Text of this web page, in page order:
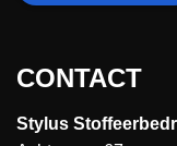
CONTACT
Stylus